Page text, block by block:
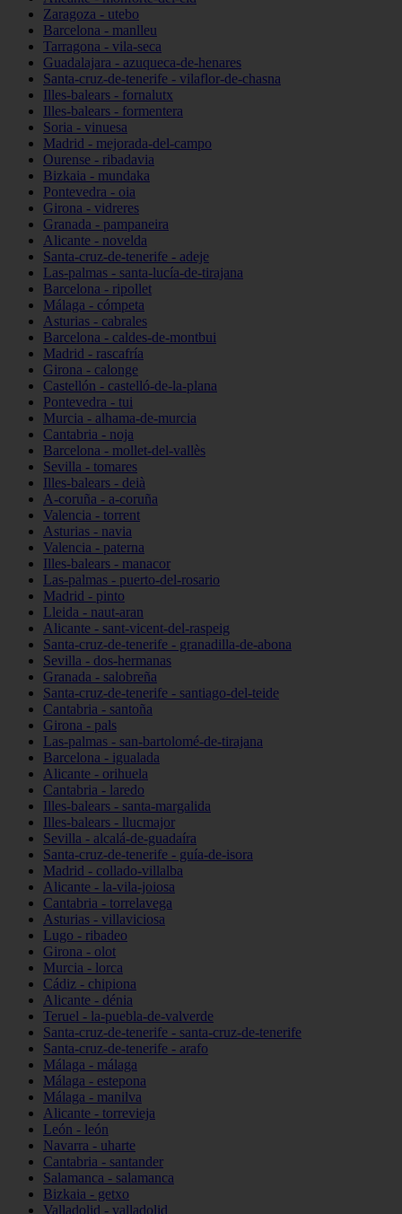
Zaragoza - utebo
Barcelona - manlleu
Tarragona - vila-seca
Guadalajara - azuqueca-de-henares
Santa-cruz-de-tenerife - vilaflor-de-chasna
Illes-balears - fornalutx
Illes-balears - formentera
Soria - vinuesa
Madrid - mejorada-del-campo
Ourense - ribadavia
Bizkaia - mundaka
Pontevedra - oia
Girona - vidreres
Granada - pampaneira
Alicante - novelda
Santa-cruz-de-tenerife - adeje
Las-palmas - santa-lucía-de-tirajana
Barcelona - ripollet
Málaga - cómpeta
Asturias - cabrales
Barcelona - caldes-de-montbui
Madrid - rascafría
Girona - calonge
Castellón - castelló-de-la-plana
Pontevedra - tui
Murcia - alhama-de-murcia
Cantabria - noja
Barcelona - mollet-del-vallès
Sevilla - tomares
Illes-balears - deià
A-coruña - a-coruña
Valencia - torrent
Asturias - navia
Valencia - paterna
Illes-balears - manacor
Las-palmas - puerto-del-rosario
Madrid - pinto
Lleida - naut-aran
Alicante - sant-vicent-del-raspeig
Santa-cruz-de-tenerife - granadilla-de-abona
Sevilla - dos-hermanas
Granada - salobreña
Santa-cruz-de-tenerife - santiago-del-teide
Cantabria - santoña
Girona - pals
Las-palmas - san-bartolomé-de-tirajana
Barcelona - igualada
Alicante - orihuela
Cantabria - laredo
Illes-balears - santa-margalida
Illes-balears - llucmajor
Sevilla - alcalá-de-guadaíra
Santa-cruz-de-tenerife - guía-de-isora
Madrid - collado-villalba
Alicante - la-vila-joiosa
Cantabria - torrelavega
Asturias - villaviciosa
Lugo - ribadeo
Girona - olot
Murcia - lorca
Cádiz - chipiona
Alicante - dénia
Teruel - la-puebla-de-valverde
Santa-cruz-de-tenerife - santa-cruz-de-tenerife
Santa-cruz-de-tenerife - arafo
Málaga - málaga
Málaga - estepona
Málaga - manilva
Alicante - torrevieja
León - león
Navarra - uharte
Cantabria - santander
Salamanca - salamanca
Bizkaia - getxo
Valladolid - valladolid